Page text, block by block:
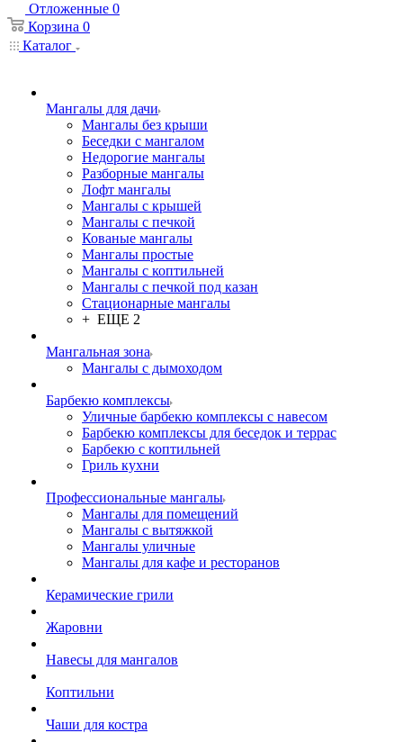
Отложенные 0
Корзина 0
Каталог
Мангалы для дачи
Мангалы без крыши
Беседки с мангалом
Недорогие мангалы
Разборные мангалы
Лофт мангалы
Мангалы с крышей
Мангалы с печкой
Кованые мангалы
Мангалы простые
Мангалы с коптильней
Мангалы с печкой под казан
Стационарные мангалы
+ ЕЩЕ 2
Мангальная зона
Мангалы с дымоходом
Барбекю комплексы
Уличные барбекю комплексы с навесом
Барбекю комплексы для беседок и террас
Барбекю с коптильней
Гриль кухни
Профессиональные мангалы
Мангалы для помещений
Мангалы с вытяжкой
Мангалы уличные
Мангалы для кафе и ресторанов
Керамические грили
Жаровни
Навесы для мангалов
Коптильни
Чаши для костра